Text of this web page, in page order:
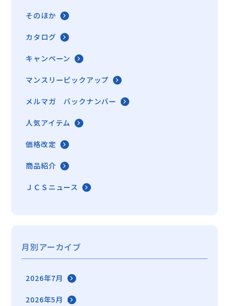
そのほか
カタログ
キャンペーン
マンスリーピックアップ
メルマガ バックナンバー
人気アイテム
価格改定
商品紹介
ＪＣＳニュース
月別アーカイブ
2026年7月
2026年5月